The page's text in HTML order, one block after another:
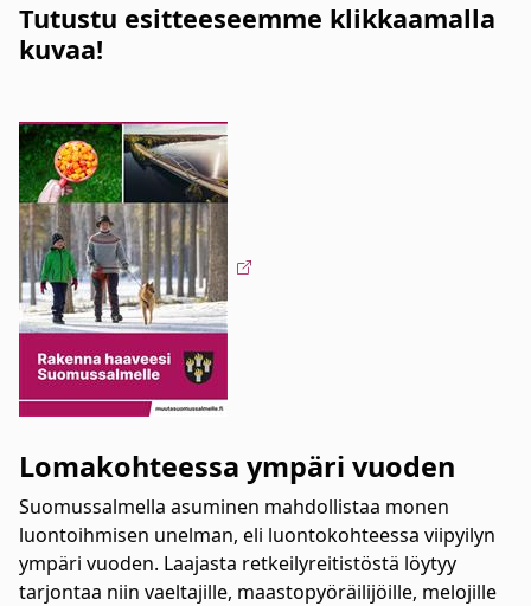
Tutustu esitteeseemme klikkaamalla
kuvaa!
Lomakohteessa ympäri vuoden
Suomussalmella asuminen mahdollistaa monen
luontoihmisen unelman, eli luontokohteessa viipyilyn
ympäri vuoden. Laajasta retkeilyreitistöstä löytyy
tarjontaa niin vaeltajille, maastopyöräilijöille, melojille